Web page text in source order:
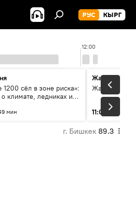
РУС КЫРГ
12:00
1200 сёл в зоне риска»:
климате, ледниках и
мин
Жаңылыктар
11:01 3 мин
г. Бишкек 89.3